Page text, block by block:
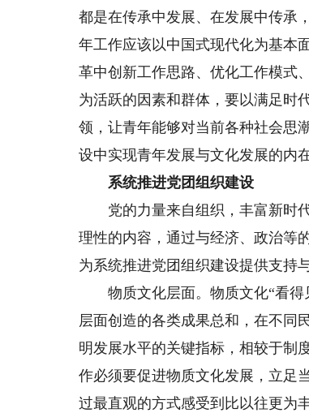
都是在传承中发展、在发展中传承
年工作应该以中国式现代化为基本
革中创新工作思路、优化工作模式
为活跃的因素和群体，要以满足时
领，让青年能够对当前各种社会思
设中实现青年发展与文化发展的内
系统推进党团组织建设
党的力量来自组织，丰富新时代
理性的内容，通过与经济、政治等
为系统推进党团组织建设提供支持
物质文化层面。物质文化“看得
层面创造的各类成果总和，在不同
明发展水平的关键指标，相较于制
作必须要促进物质文化发展，立足
过最直观的方式感受到比以往更为